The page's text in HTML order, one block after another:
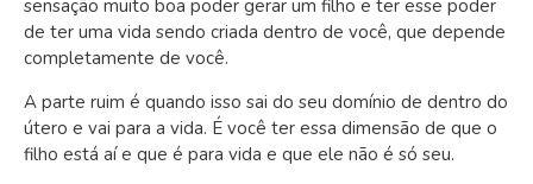
sensação muito boa poder gerar um filho e ter esse poder
de ter uma vida sendo criada dentro de você, que depende
completamente de você.
A parte ruim é quando isso sai do seu domínio de dentro do
útero e vai para a vida. É você ter essa dimensão de que o
filho está aí e que é para vida e que ele não é só seu.